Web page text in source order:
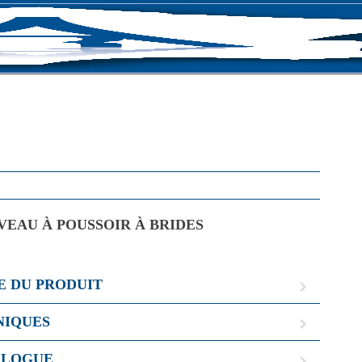
À POUSSOIR À BRIDES
DU PRODUIT